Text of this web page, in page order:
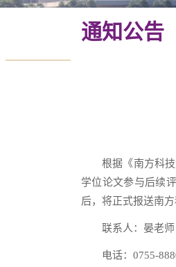
通知公告
根据《南方科
学位论文参与后续
后，将正式报送南
联系人：晏老师
电话：0755-